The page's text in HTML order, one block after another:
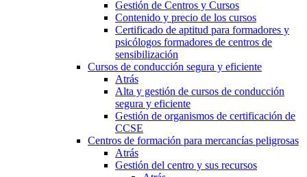
Gestión de Centros y Cursos
Contenido y precio de los cursos
Certificado de aptitud para formadores y
psicólogos formadores de centros de
sensibilización
Cursos de conducción segura y eficiente
Atrás
Alta y gestión de cursos de conducción
segura y eficiente
Gestión de organismos de certificación de
CCSE
Centros de formación para mercancías peligrosas
Atrás
Gestión del centro y sus recursos